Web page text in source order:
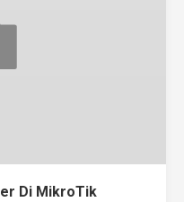
Di MikroTik